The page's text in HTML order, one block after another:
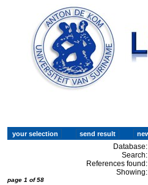
Database:
Search:
References found:
Showing:
page 1 of 58